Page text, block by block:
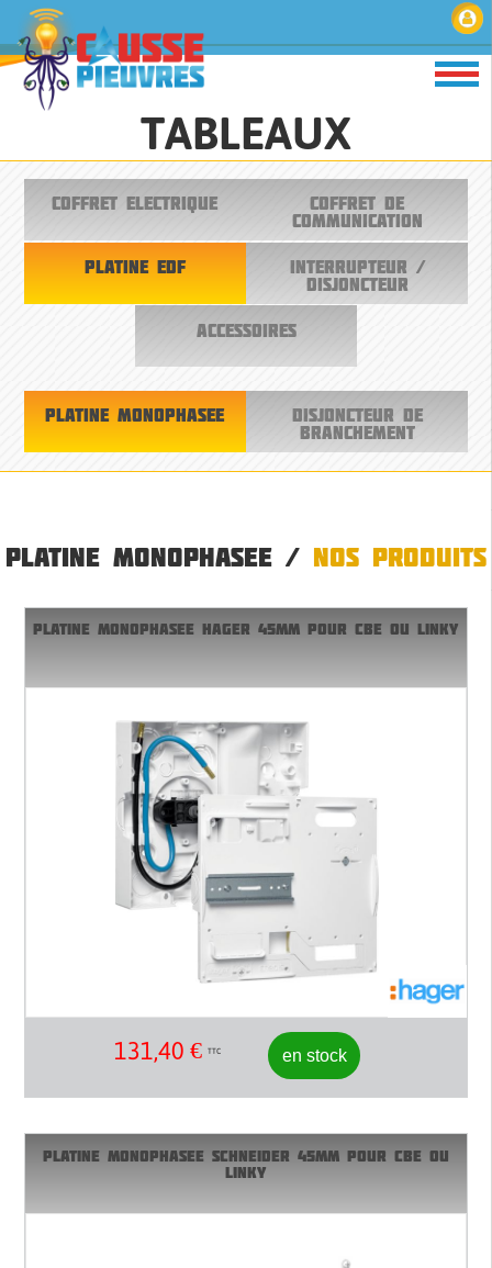
TABLEAUX
COFFRET ELECTRIQUE
COFFRET DE
COMMUNICATION
PLATINE EDF
INTERRUPTEUR /
DISJONCTEUR
ACCESSOIRES
PLATINE MONOPHASEE
DISJONCTEUR DE
BRANCHEMENT
PLATINE MONOPHASEE / NOS PRODUITS
PLATINE MONOPHASEE HAGER 45MM POUR CBE OU LINKY
131,40 € TTC en stock
PLATINE MONOPHASEE SCHNEIDER 45MM POUR CBE OU
LINKY